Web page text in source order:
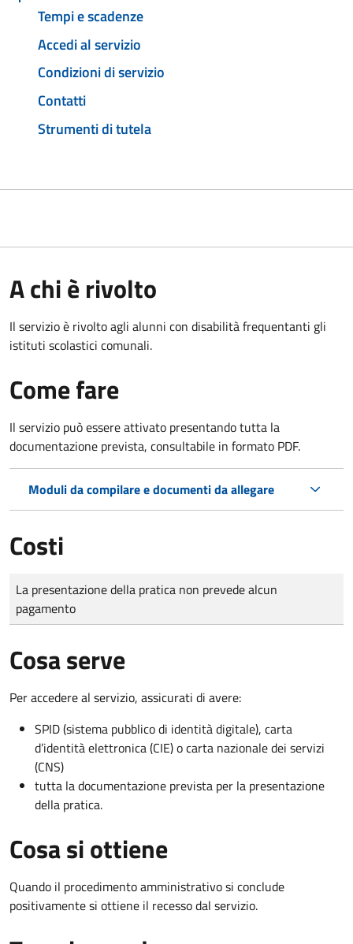
Tempi e scadenze
Accedi al servizio
Condizioni di servizio
Contatti
Strumenti di tutela
A chi è rivolto
Il servizio è rivolto agli alunni con disabilità frequentanti gli
istituti scolastici comunali.
Come fare
Il servizio può essere attivato presentando tutta la
documentazione prevista, consultabile in formato PDF.
Moduli da compilare e documenti da allegare
Costi
Tipo di pagamento
Importo
La presentazione della pratica non prevede alcun
pagamento
Cosa serve
Per accedere al servizio, assicurati di avere:
SPID (sistema pubblico di identità digitale), carta
d’identità elettronica (CIE) o carta nazionale dei servizi
(CNS)
tutta la documentazione prevista per la presentazione
della pratica.
Cosa si ottiene
Quando il procedimento amministrativo si conclude
positivamente si ottiene il recesso dal servizio.